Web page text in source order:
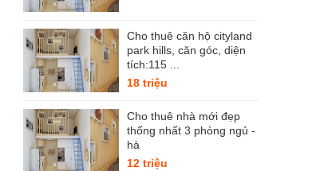
Cho thuê căn hộ cityland
park hills, căn góc, diện
tích:115 ...
18 triệu
Cho thuê nhà mới đẹp
thống nhất 3 phòng ngủ -
hà
12 triệu